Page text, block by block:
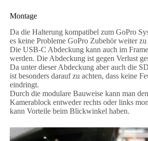
Montage
Da die Halterung kompatibel zum GoPro
es keine Probleme GoPro Zubehör weiter zu
Die USB-C Abdeckung kann auch im
werden. Die Abdeckung ist gegen Verlust
Da unter dieser Abdeckung aber auch die
ist besonders darauf zu achten, dass keine
eindringt.
Durch die modulare Bauweise kann man den
Kamerablock entweder rechts oder links
kann Vorteile beim Blickwinkel haben.